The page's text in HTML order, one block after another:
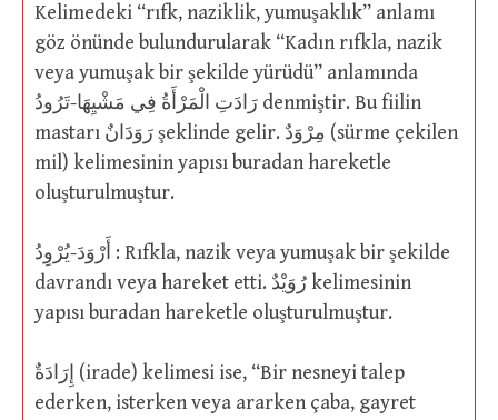
Kelimedeki “rıfk, naziklik, yumuşaklık” anlamı
göz önünde bulundurularak “Kadın rıfkla, nazik
veya yumuşak bir şekilde yürüdü” anlamında
رَادَتِ الْمَرْأَةُ فِي مَشْيِهَا-تَرُودُ denmiştir. Bu fiilin
mastarı رَوَدَانٌ şeklinde gelir. مِرْوَدٌ (sürme çekilen
mil) kelimesinin yapısı buradan hareketle
oluşturulmuştur.
أَرْوَدَ-يُرْوِدُ : Rıfkla, nazik veya yumuşak bir şekilde
davrandı veya hareket etti. رُوَيْدٌ kelimesinin
yapısı buradan hareketle oluşturulmuştur.
إِرَادَةٌ (irade) kelimesi ise, “Bir nesneyi talep
ederken, isterken veya ararken çaba, gayret